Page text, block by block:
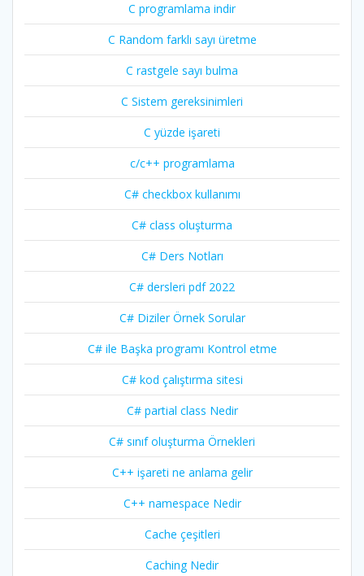
C programlama indir
C Random farklı sayı üretme
C rastgele sayı bulma
C Sistem gereksinimleri
C yüzde işareti
c/c++ programlama
C# checkbox kullanımı
C# class oluşturma
C# Ders Notları
C# dersleri pdf 2022
C# Diziler Örnek Sorular
C# ile Başka programı Kontrol etme
C# kod çalıştırma sitesi
C# partial class Nedir
C# sınıf oluşturma Örnekleri
C++ işareti ne anlama gelir
C++ namespace Nedir
Cache çeşitleri
Caching Nedir